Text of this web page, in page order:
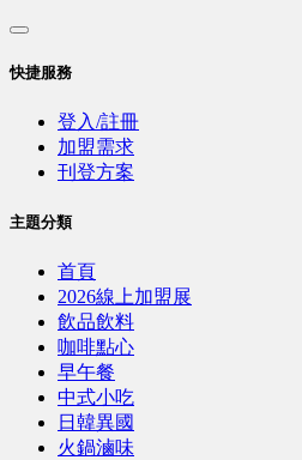
快捷服務
登入/註冊
加盟需求
刊登方案
主題分類
首頁
2026線上加盟展
飲品飲料
咖啡點心
早午餐
中式小吃
日韓異國
火鍋滷味